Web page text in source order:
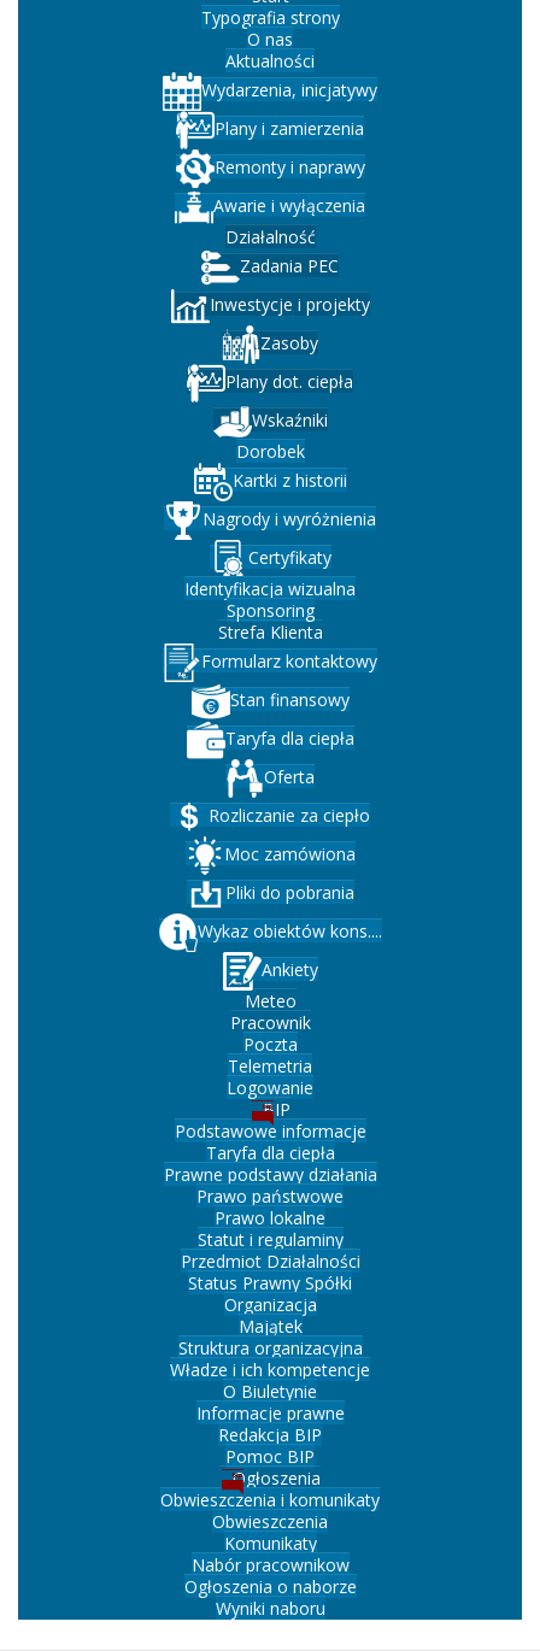
Typografia strony
O nas
Aktualności
Wydarzenia, inicjatywy
Plany i zamierzenia
Remonty i naprawy
Awarie i wyłączenia
Działalność
Zadania PEC
Inwestycje i projekty
Zasoby
Plany dot. ciepła
Wskaźniki
Dorobek
Kartki z historii
Nagrody i wyróżnienia
Certyfikaty
Identyfikacja wizualna
Sponsoring
Strefa Klienta
Formularz kontaktowy
Stan finansowy
Taryfa dla ciepła
Oferta
Rozliczanie za ciepło
Moc zamówiona
Pliki do pobrania
Wykaz obiektów kons....
Ankiety
Meteo
Pracownik
Poczta
Telemetria
Logowanie
BIP
Podstawowe informacje
Taryfa dla ciepła
Prawne podstawy działania
Prawo państwowe
Prawo lokalne
Statut i regulaminy
Przedmiot Działalności
Status Prawny Spółki
Organizacja
Majątek
Struktura organizacyjna
Władze i ich kompetencje
O Biuletynie
Informacje prawne
Redakcja BIP
Pomoc BIP
Ogłoszenia
Obwieszczenia i komunikaty
Obwieszczenia
Komunikaty
Nabór pracownikow
Ogłoszenia o naborze
Wyniki naboru